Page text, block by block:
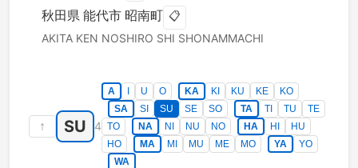
秋田県 能代市 昭南町 📋
AKITA KEN NOSHIRO SHI SHONAMMACHI
↑ SU 4
A U O KA KI KU KE
KO
SA
SI SU SE SO TA TI TU
TE
TO
NA NI NU NO HA HI
HU
HO
MA MI MU ME MO YA
YO
WA